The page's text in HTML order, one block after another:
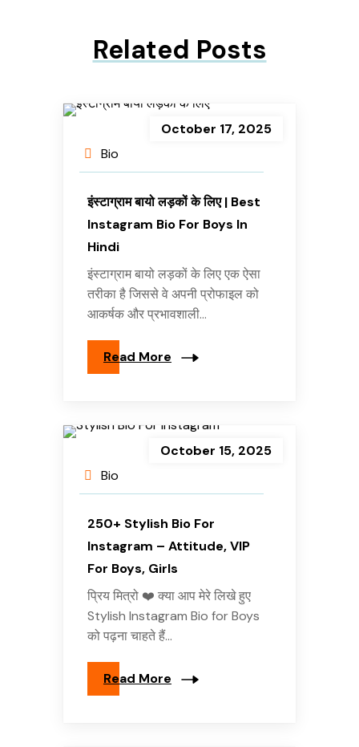
Related Posts
October 17, 2025
Bio
इंस्टाग्राम बायो लड़कों के लिए | Best
Instagram Bio For Boys In
Hindi
इंस्टाग्राम बायो लड़कों के लिए एक ऐसा
तरीका है जिससे वे अपनी प्रोफाइल को
आकर्षक और प्रभावशाली...
Read More
October 15, 2025
Bio
250+ Stylish Bio For
Instagram – Attitude, VIP
For Boys, Girls
प्रिय मित्रो ❤️ क्या आप मेरे लिखे हुए
Stylish Instagram Bio for Boys
को पढ़ना चाहते हैं...
Read More